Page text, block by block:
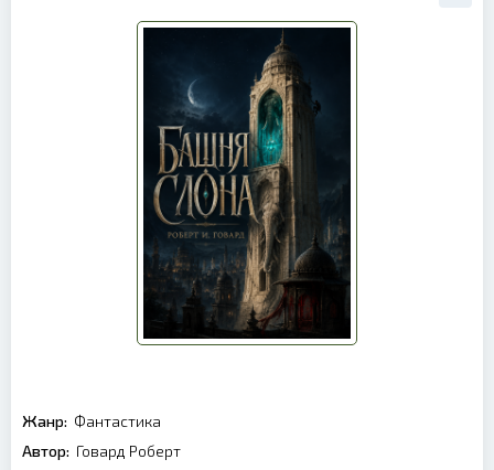
Жанр: Фантастика
Автор: Говард Роберт